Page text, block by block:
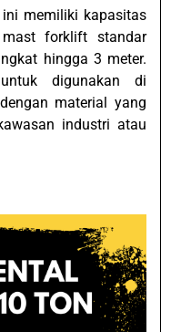
memiliki kapasitas
forklift standar
hingga 3 meter.
digunakan di
material yang
industri atau